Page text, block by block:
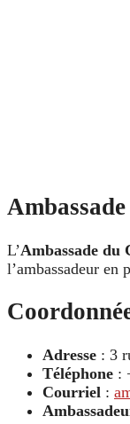
L’Ambassade du
l’ambassadeur en
Adresse : 3
Téléphone :
Courriel :